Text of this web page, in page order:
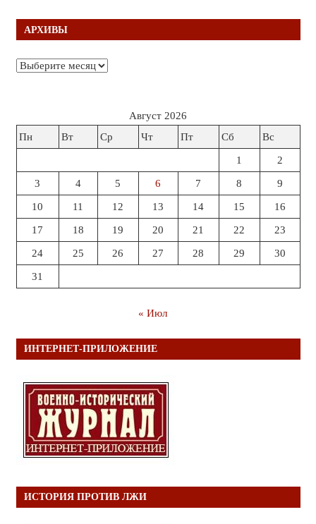
АРХИВЫ
Архивы
Август 2026
Пн
Вт Ср Чт Пт Сб Вс
1 2
3 4 5 6 7 8 9
10 11 12 13 14 15 16
17 18 19 20 21 22 23
24 25 26 27 28 29 30
31
« Июл
ИНТЕРНЕТ-ПРИЛОЖЕНИЕ
ИСТОРИЯ ПРОТИВ ЛЖИ